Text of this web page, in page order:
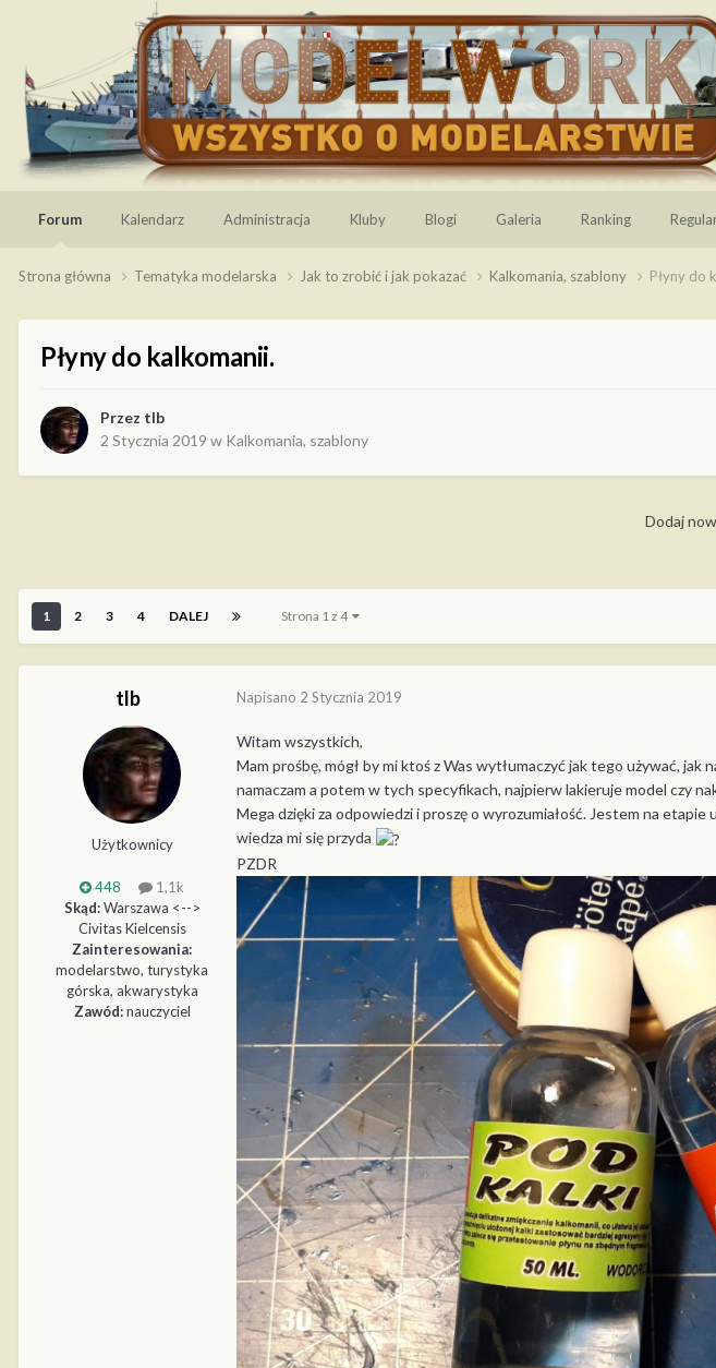
Forum Kalendarz Administracja Kluby Blogi Galeria Ranking
Strona główna Tematyka modelarska Jak to zrobić i jak pokazać Kalkomania, szablony Płyny do
Płyny do kalkomanii.
Przez tlb
2 Stycznia 2019 w Kalkomania, szablony
Dodaj
1 2 3 4 DALEJ Strona 1 z 4
tlb
Użytkownicy
448
1,1k
Skąd:Warszawa <-->
Civitas Kielcensis
Zainteresowania:
modelarstwo, turystyka
górska, akwarystyka
Zawód:nauczyciel
Napisano 2 Stycznia 2019
Witam wszystkich,
Mam prośbę, mógł by mi ktoś z Was wytłumaczyć jak tego używać, jak
namaczam a potem w tych specyfikach, najpierw lakieruje model czy
Mega dzięki za odpowiedzi i proszę o wyrozumiałość. Jestem na
wiedza mi się przyda
PZDR